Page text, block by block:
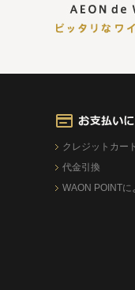
クレジットカー
代金引換
WAON POINT